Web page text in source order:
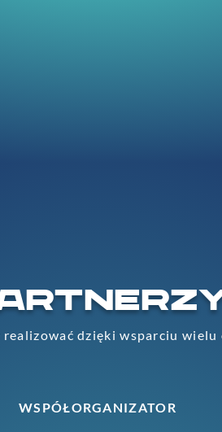
realizować dzięki wsparciu
WSPÓŁORGANIZATOR